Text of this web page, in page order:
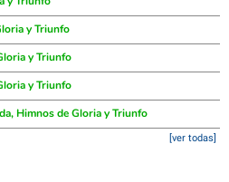
y Triunfo
y Triunfo
y Triunfo
Himnos de Gloria y Triunfo
[ver todas]